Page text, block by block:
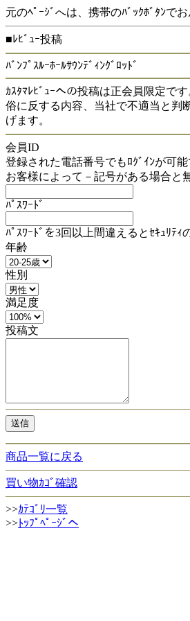
元のﾍﾟｰｼﾞへは、携帯のﾊﾞｯｸﾎﾞﾀﾝでお
■ﾚﾋﾞｭｰ投稿
ﾊﾞﾝﾌﾟｽﾙｰﾎｰﾙｻｳﾝﾃﾞｨﾝｸﾞﾛｯﾄﾞ
ｶｽﾀﾏﾚﾋﾞｭｰへの投稿は正会員限定で
俗に反する内容、当社で不適当と判
げます。
会員ID
登録された電話番号でもﾛｸﾞｲﾝが可能
お客様によって－記号がある場合と
ﾊﾟｽﾜｰﾄﾞ
ﾊﾟｽﾜｰﾄﾞを3回以上間違えるとｾｷｭﾘﾃｨ
年齢
性別
満足度
投稿文
商品一覧に戻る
買い物ｶｺﾞ確認
>>ｶﾃｺﾞﾘ一覧
>>ﾄｯﾌﾟﾍﾟｰｼﾞへ